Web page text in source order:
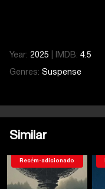
Year: 2025 IMDB: 4.5
Genres: Suspense
Similar
Recém-adicionado